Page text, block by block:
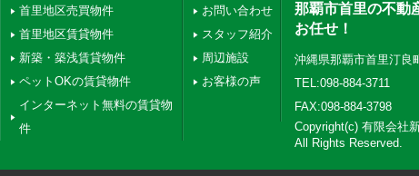
首里地区売買物件
首里地区賃貸物件
新築・築浅賃貸物件
ペットOKの賃貸物件
インターネット無料の賃貸物
件
お問い合わせ
スタッフ紹介
周辺施設
お客様の声
那覇市首里の不動
お任せ！
沖縄県那覇市首里汀良
TEL:098-884-3711
FAX:098-884-3798
Copyright(c) 有限会社
All Rights Reserved.